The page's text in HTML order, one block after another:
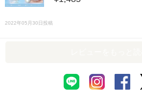
2022年05月30日投稿